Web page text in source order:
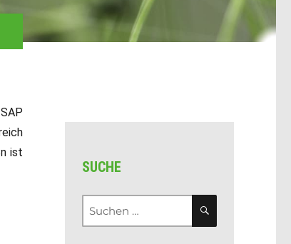
ist
SUCHE